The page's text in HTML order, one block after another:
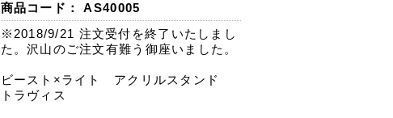
商品コード： AS40005
※2018/9/21 注文受付を終了いたしまし
た。沢山のご注文有難う御座いました。
ビースト×ライト アクリルスタンド
トラヴィス